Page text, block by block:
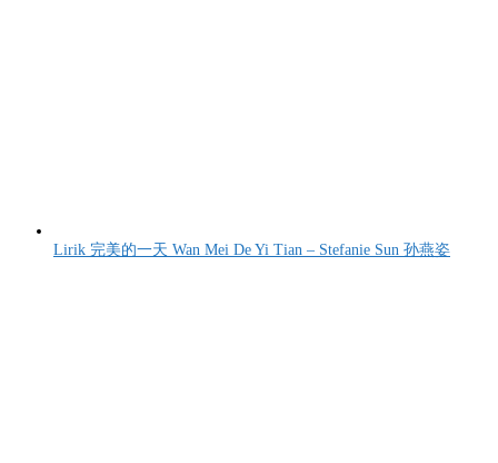
Lirik 完美的一天 Wan Mei De Yi Tian – Stefanie Sun 孙燕姿